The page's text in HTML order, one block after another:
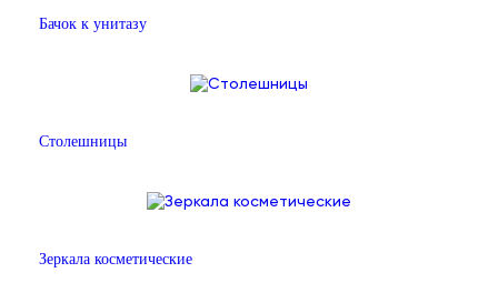
Бачок к унитазу
Столешницы
Зеркала косметические